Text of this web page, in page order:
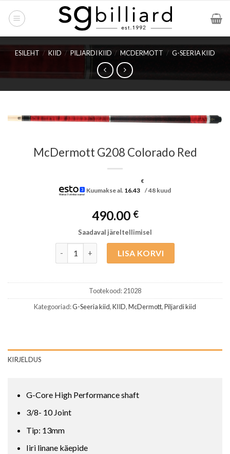
ESILEHT / KIID / PILJARDI KIID / MCDERMOTT / G-SEERIA KIID
McDermott G208 Colorado Red
Kuumakse al. 16.43
€
/ 48 kuud
490.00 €
Saadaval järeltellimisel
LISA KORVI
Tootekood:21028
Kategooriad:G-Seeria kiid,KIID,McDermott,Piljardi kiid
KIRJELDUS
G-Core High Performance shaft
3/8- 10 Joint
Tip: 13mm
Iiri linane käepide